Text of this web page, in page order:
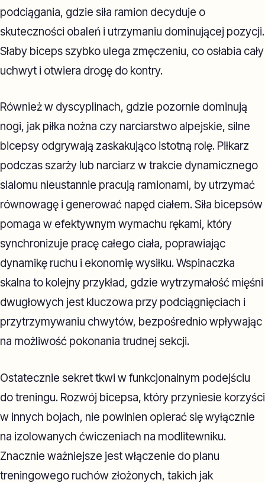
podciągania, gdzie siła ramion decyduje o
skuteczności obaleń i utrzymaniu dominującej pozycji.
Słaby biceps szybko ulega zmęczeniu, co osłabia cały
uchwyt i otwiera drogę do kontry.
Również w dyscyplinach, gdzie pozornie dominują
nogi, jak piłka nożna czy narciarstwo alpejskie, silne
bicepsy odgrywają zaskakująco istotną rolę. Piłkarz
podczas szarży lub narciarz w trakcie dynamicznego
slalomu nieustannie pracują ramionami, by utrzymać
równowagę i generować napęd ciałem. Siła bicepsów
pomaga w efektywnym wymachu rękami, który
synchronizuje pracę całego ciała, poprawiając
dynamikę ruchu i ekonomię wysiłku. Wspinaczka
skalna to kolejny przykład, gdzie wytrzymałość mięśni
dwugłowych jest kluczowa przy podciągnięciach i
przytrzymywaniu chwytów, bezpośrednio wpływając
na możliwość pokonania trudnej sekcji.
Ostatecznie sekret tkwi w funkcjonalnym podejściu
do treningu. Rozwój bicepsa, który przyniesie korzyści
w innych bojach, nie powinien opierać się wyłącznie
na izolowanych ćwiczeniach na modlitewniku.
Znacznie ważniejsze jest włączenie do planu
treningowego ruchów złożonych, takich jak